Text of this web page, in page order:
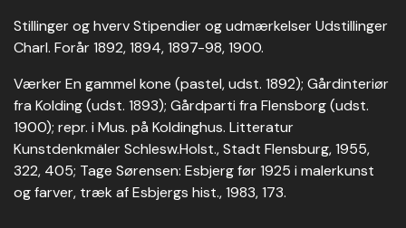
Stillinger og hverv Stipendier og udmærkelser Udstillinger
Charl. Forår 1892, 1894, 1897-98, 1900.
Værker En gammel kone (pastel, udst. 1892); Gårdinteriør
fra Kolding (udst. 1893); Gårdparti fra Flensborg (udst.
1900); repr. i Mus. på Koldinghus. Litteratur
Kunstdenkmäler Schlesw.Holst., Stadt Flensburg, 1955,
322, 405; Tage Sørensen: Esbjerg før 1925 i malerkunst
og farver, træk af Esbjergs hist., 1983, 173.